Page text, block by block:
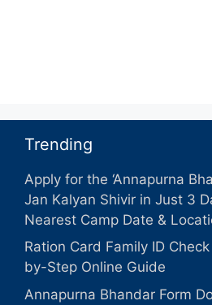
Trending
Apply for the ‘Annapurna
Jan Kalyan Shivir in Just 3
Nearest Camp Date &
Ration Card Family ID
by-Step Online Guide
Annapurna Bhandar Form